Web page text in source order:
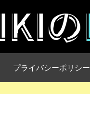
プライバシーポリシー